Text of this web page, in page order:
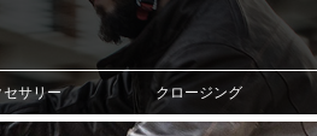
セサリー クロージング